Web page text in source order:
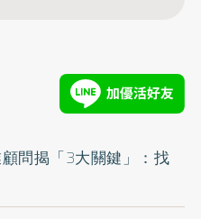
問揭「3大關鍵」：找